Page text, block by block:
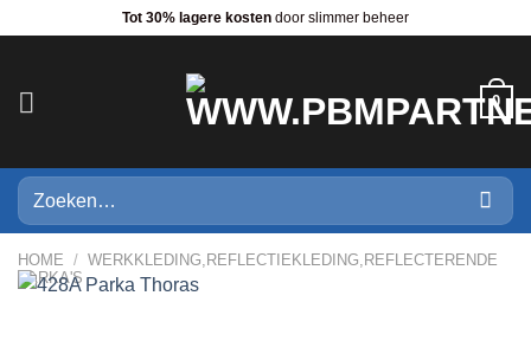
Tot 30% lagere kosten door slimmer beheer
0
Zoeken
naar:
HOME / WERKKLEDING,REFLECTIEKLEDING,REFLECTERENDE
PARKA'S